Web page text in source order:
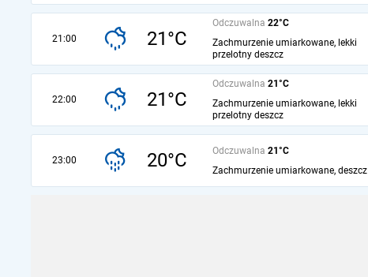
21:00 21°C
Odczuwalna 22°C
Zachmurzenie umiarkowane, lekki
przelotny deszcz
22:00 21°C
Odczuwalna 21°C
Zachmurzenie umiarkowane, lekki
przelotny deszcz
23:00 20°C Odczuwalna 21°C
Zachmurzenie umiarkowane, deszcz